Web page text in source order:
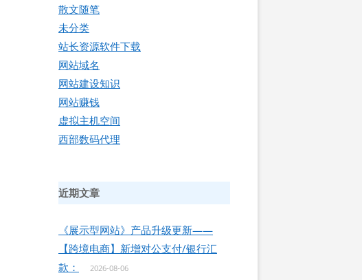
散文随笔
未分类
站长资源软件下载
网站域名
网站建设知识
网站赚钱
虚拟主机空间
西部数码代理
近期文章
《展示型网站》产品升级更新——
【跨境电商】新增对公支付/银行汇
款：
2026-08-06